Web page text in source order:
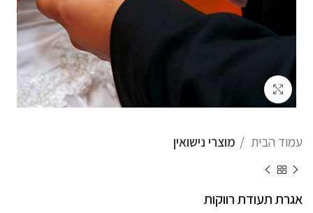
עמוד הבית מוצרי נישואין
אגרת תעודת רווקות